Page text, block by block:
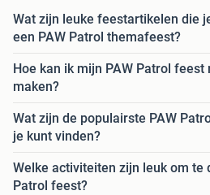
Wat zijn leuke feestartikelen die
een PAW Patrol themafeest?
Hoe kan ik mijn PAW Patrol
maken?
Wat zijn de populairste PAW
je kunt vinden?
Welke activiteiten zijn leuk om te
Patrol feest?